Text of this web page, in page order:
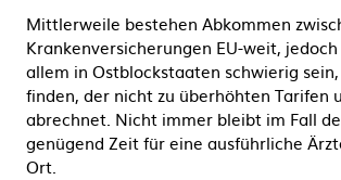
Mittlerweile bestehen Abkommen
Krankenversicherungen EU-weit,
allem in Ostblockstaaten schwierig
finden, der nicht zu überhöhten Tarifen
abrechnet. Nicht immer bleibt im Fall
genügend Zeit für eine ausführliche
Ort.